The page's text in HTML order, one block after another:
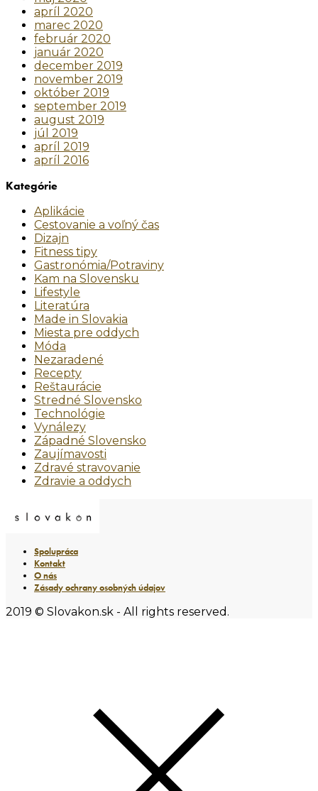
apríl 2020
marec 2020
február 2020
január 2020
december 2019
november 2019
október 2019
september 2019
august 2019
júl 2019
apríl 2019
apríl 2016
Kategórie
Aplikácie
Cestovanie a voľný čas
Dizajn
Fitness tipy
Gastronómia/Potraviny
Kam na Slovensku
Lifestyle
Literatúra
Made in Slovakia
Miesta pre oddych
Móda
Nezaradené
Recepty
Reštaurácie
Stredné Slovensko
Technológie
Vynálezy
Západné Slovensko
Zaujímavosti
Zdravé stravovanie
Zdravie a oddych
Spolupráca
Kontakt
O nás
Zásady ochrany osobných údajov
2019 © Slovakon.sk - All rights reserved.